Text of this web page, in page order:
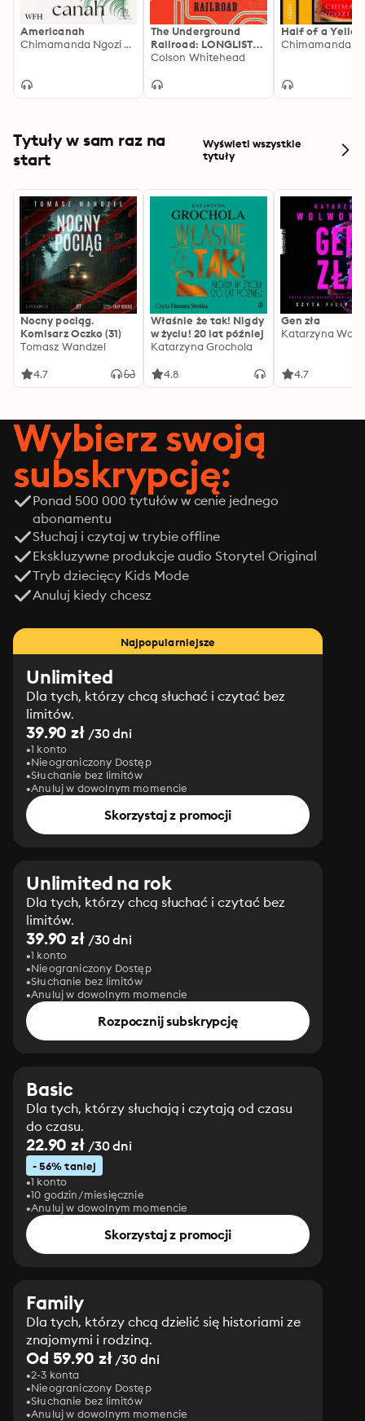
Americanah
Chimamanda Ngozi Adichie
The Underground
Railroad: LONGLISTED
FOR THE MAN
Colson Whitehead
Half of a
Tytuły w sam raz na
start
Wyświetl wszystkie
tytuły
Nocny pociąg.
Komisarz Oczko (31)
Tomasz Wandzel
4.7
Właśnie że tak! Nigdy
w życiu! 20 lat później
Katarzyna Grochola
4.8
Gen zła
Katarzyna
4.7
Wybierz swoją
subskrypcję:
Ponad 500 000 tytułów w cenie jednego
abonamentu
Słuchaj i czytaj w trybie offline
Ekskluzywne produkcje audio Storytel Original
Tryb dziecięcy Kids Mode
Anuluj kiedy chcesz
Najpopularniejsze
Unlimited
Dla tych, którzy chcą słuchać i czytać bez
limitów.
39.90 zł/30 dni
1 konto
Nieograniczony Dostęp
Słuchanie bez limitów
Anuluj w dowolnym momencie
Skorzystaj z promocji
Unlimited na rok
Dla tych, którzy chcą słuchać i czytać bez
limitów.
39.90 zł/30 dni
1 konto
Nieograniczony Dostęp
Słuchanie bez limitów
Anuluj w dowolnym momencie
Rozpocznij subskrypcję
Basic
Dla tych, którzy słuchają i czytają od czasu
do czasu.
22.90 zł/30 dni
- 56% taniej
1 konto
10 godzin/miesięcznie
Anuluj w dowolnym momencie
Skorzystaj z promocji
Family
Dla tych, którzy chcą dzielić się historiami ze
znajomymi i rodziną.
Od 59.90 zł/30 dni
2-3 konta
Nieograniczony Dostęp
Słuchanie bez limitów
Anuluj w dowolnym momencie